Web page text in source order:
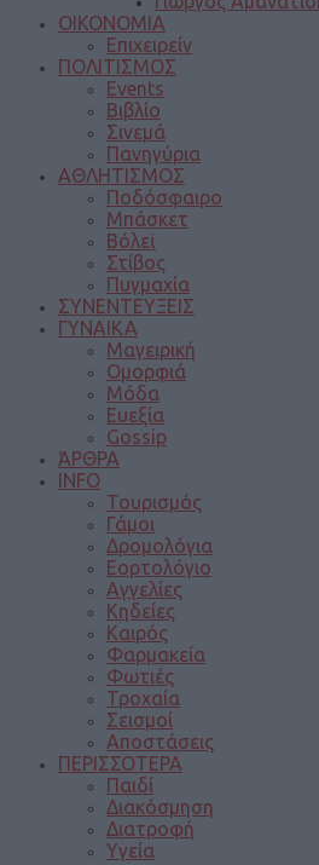
ΟΙΚΟΝΟΜΙΑ
Επιχειρείν
ΠΟΛΙΤΙΣΜΟΣ
Events
Βιβλίο
Σινεμά
Πανηγύρια
ΑΘΛΗΤΙΣΜΟΣ
Ποδόσφαιρο
Μπάσκετ
Βόλεϊ
Στίβος
Πυγμαχία
ΣΥΝΕΝΤΕΥΞΕΙΣ
ΓΥΝΑΙΚΑ
Μαγειρική
Ομορφιά
Μόδα
Ευεξία
Gossip
ΆΡΘΡΑ
INFO
Τουρισμός
Γάμοι
Δρομολόγια
Εορτολόγιο
Αγγελίες
Κηδείες
Καιρός
Φαρμακεία
Φωτιές
Τροχαία
Σεισμοί
Αποστάσεις
ΠΕΡΙΣΣΟΤΕΡΑ
Παιδί
Διακόσμηση
Διατροφή
Υγεία